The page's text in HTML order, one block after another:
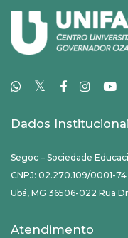
𝕏
Dados
Segoc – Sociedade
CNPJ: 02.270.109/0001-74
Ubá, MG 36506-022 Rua
Atendimento